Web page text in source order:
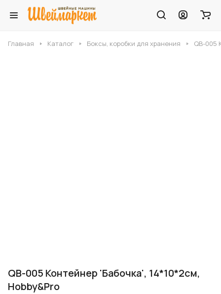
Главная Каталог Боксы, коробки для хранения QB-005
QB-005 Контейнер 'Бабочка', 14*10*2см,
Hobby&Pro